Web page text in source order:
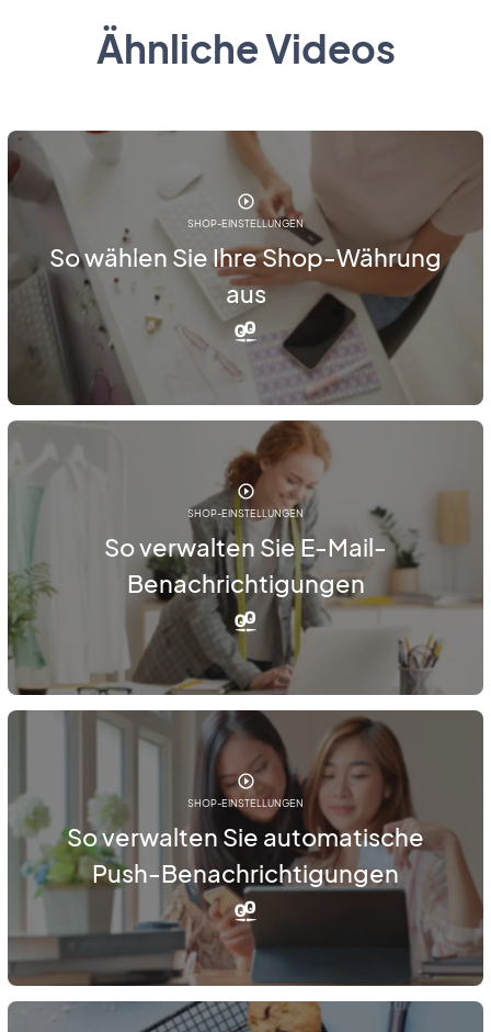
Ähnliche Videos
SHOP-EINSTELLUNGEN
So wählen Sie Ihre Shop-Währung
aus
SHOP-EINSTELLUNGEN
So verwalten Sie E-Mail-
Benachrichtigungen
SHOP-EINSTELLUNGEN
So verwalten Sie automatische
Push-Benachrichtigungen